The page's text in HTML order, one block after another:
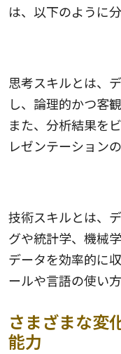
は、以下のように
思考スキルとは、
し、論理的かつ客
また、分析結果を
レゼンテーション
技術スキルとは、
グや統計学、機械
データを効率的に
ールや言語の使い
さまざまな変
能力